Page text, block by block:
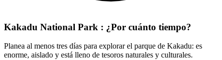
Kakadu National Park : ¿Por cuánto tiempo?
Planea al menos tres días para explorar el parque de Kakadu: es
enorme, aislado y está lleno de tesoros naturales y culturales.